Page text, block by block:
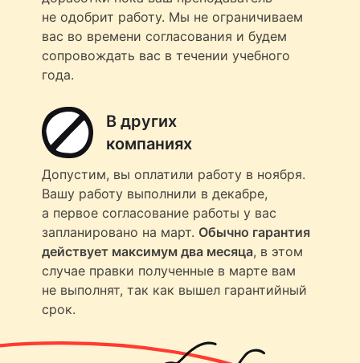
не одобрит работу. Мы не ограничиваем
вас во времени согласования и будем
сопровождать вас в течении учебного
года.
В других
компаниях
Допустим, вы оплатили работу в ноября.
Вашу работу выполнили в декабре,
а первое согласование работы у вас
запланировано на март. Обычно гарантия
действует максимум два месяца, в этом
случае правки полученные в марте вам
не выполнят, так как вышел гарантийный
срок.